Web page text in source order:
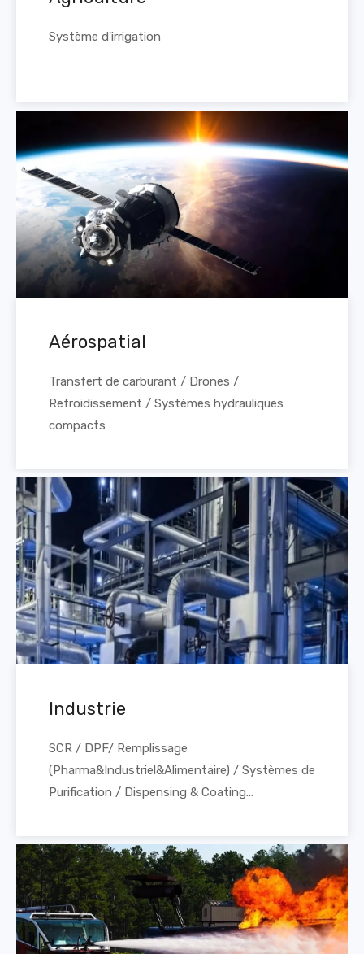
Système d'irrigation
Aérospatial
Transfert de carburant / Drones /
Refroidissement / Systèmes hydrauliques
compacts
Industrie
SCR / DPF/ Remplissage
(Pharma&Industriel&Alimentaire) / Systèmes de
Purification / Dispensing & Coating...